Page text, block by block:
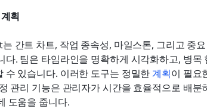
획
간트 차트, 작업 종속성, 마일스톤, 그리고 중
다. 팀은 타임라인을 명확하게 시각화하고, 병
수 있습니다. 이러한 도구는 정밀한 계획이 필요
관리 기능은 관리자가 시간을 효율적으로 배
도움을 줍니다.